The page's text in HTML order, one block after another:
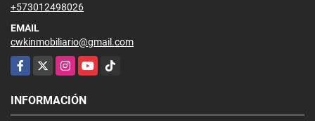
+573012498026
EMAIL
cwkinmobiliario@gmail.com
Facebook
X InstagramYouTubeTikTok
INFORMACIÓN